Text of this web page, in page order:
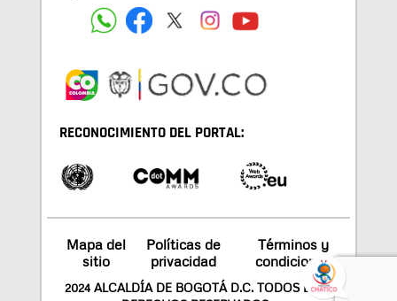
RECONOCIMIENTO DEL PORTAL:
Mapa del
sitio
Políticas de
privacidad
Términos y
condiciones
2024 ALCALDÍA DE BOGOTÁ D.C. TODOS LOS